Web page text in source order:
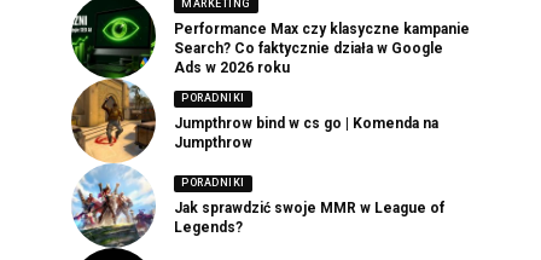
MARKETING
Performance Max czy klasyczne kampanie
Search? Co faktycznie działa w Google
Ads w 2026 roku
PORADNIKI
Jumpthrow bind w cs go | Komenda na
Jumpthrow
PORADNIKI
Jak sprawdzić swoje MMR w League of
Legends?